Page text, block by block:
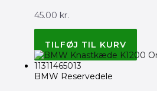
45.00 kr.
BMW ORIGINAL 61131459072
TILFØJ TIL KURV
BMW Reservedele